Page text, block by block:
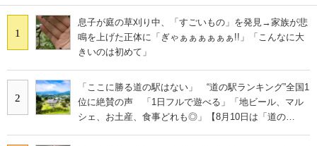
1
息子が庭の草刈り中、「すごいもの」を発見→家族が悲
鳴を上げた正体に「ぎゃぁぁぁぁぁぁ!!」「こんなに大
きいのは初めて」
2
「ここに勝る道の駅はない」 “道の駅ランキング”全国1
位に絶賛の声 「1日フルで遊べる」「地ビール、マル
シェ、お土産、食事どれも◎」【8月10日は「道の